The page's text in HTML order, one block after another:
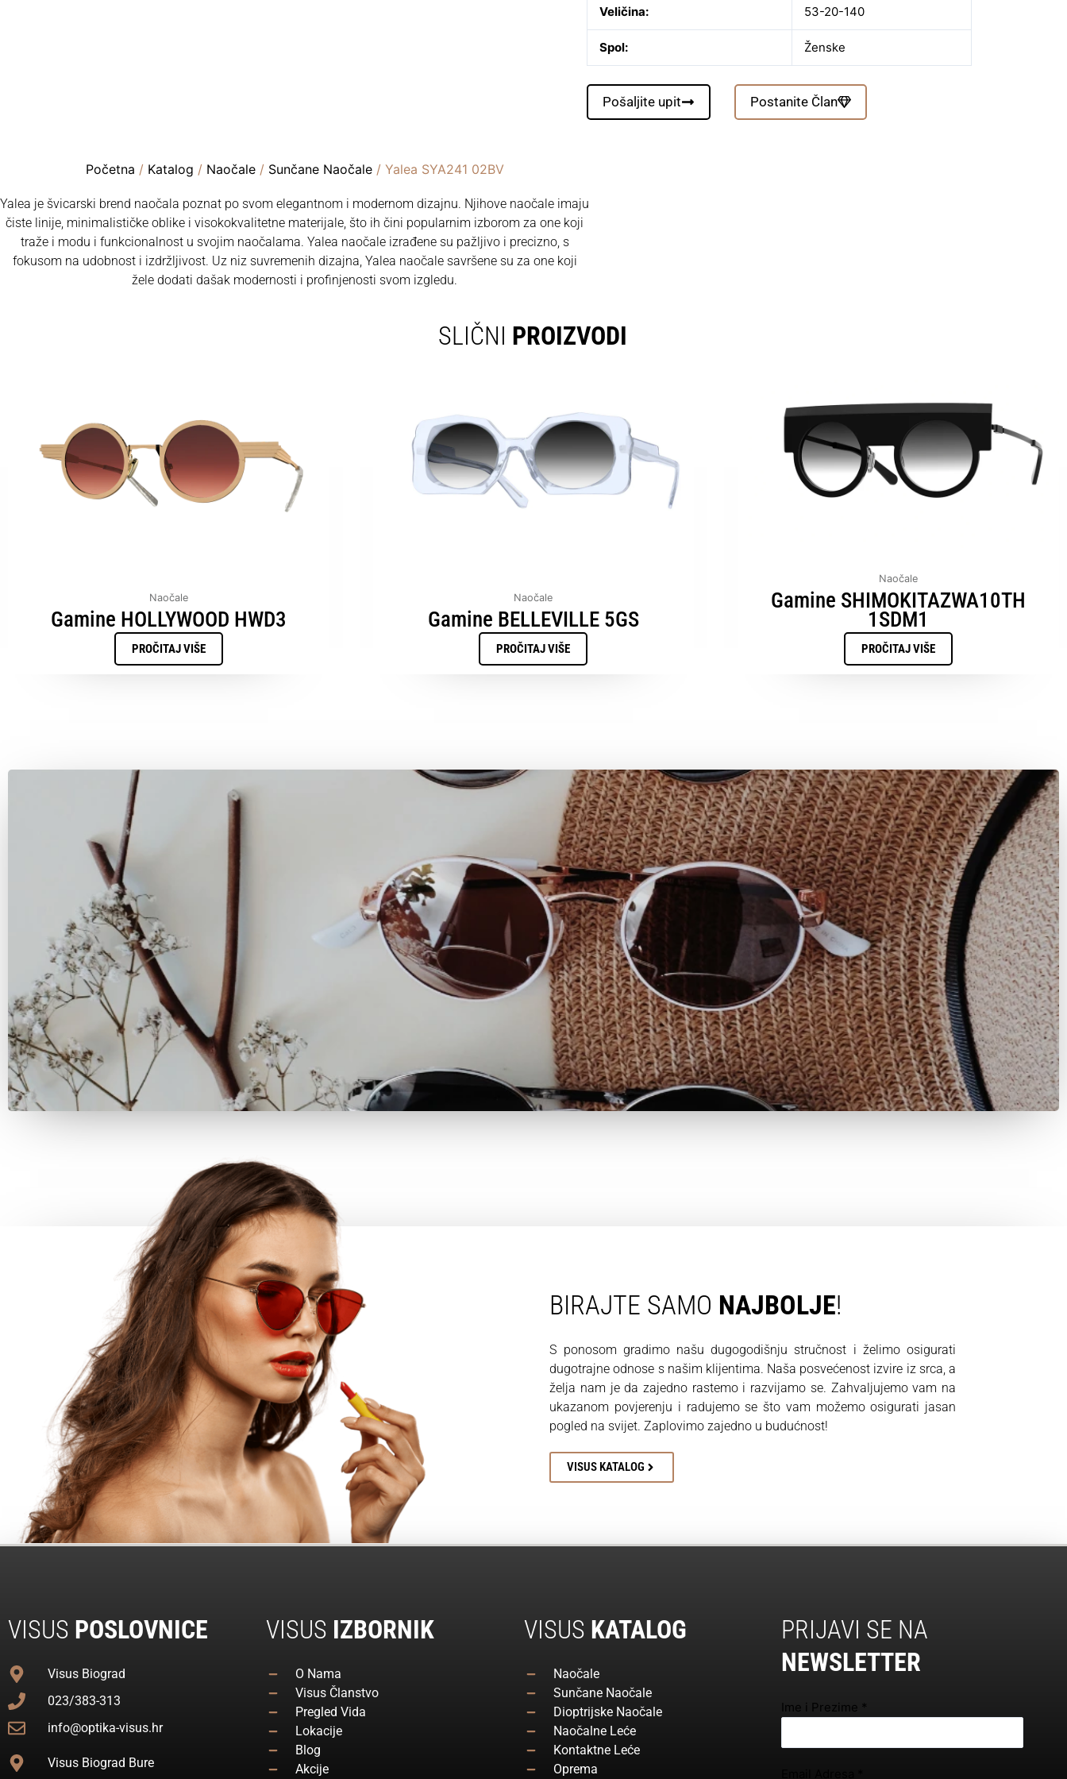
Veličina: 53-20-140
Spol: Ženske
Pošaljite upit Postanite Član
Početna / Katalog / Naočale/ Sunčane Naočale/ Yalea SYA241 02BV
Yalea je švicarski brend naočala poznat po svom elegantnom i modernom dizajnu. Njihove naočale imaju
čiste linije, minimalističke oblike i visokokvalitetne materijale, što ih čini popularnim izborom za one koji
traže i modu i funkcionalnost u svojim naočalama. Yalea naočale izrađene su pažljivo i precizno, s
fokusom na udobnost i izdržljivost. Uz niz suvremenih dizajna, Yalea naočale savršene su za one koji
žele dodati dašak modernosti i profinjenosti svom izgledu.
SLIČNI PROIZVODI
Naočale
Gamine HOLLYWOOD HWD3
PROČITAJ VIŠE
Naočale
Gamine BELLEVILLE 5GS
PROČITAJ VIŠE
Naočale
Gamine SHIMOKITAZWA10TH
1SDM1
PROČITAJ VIŠE
BIRAJTE SAMO NAJBOLJE!
S ponosom gradimo našu dugogodišnju stručnost i želimo osigurati
dugotrajne odnose s našim klijentima. Naša posvećenost izvire iz srca, a
želja nam je da zajedno rastemo i razvijamo se. Zahvaljujemo vam na
ukazanom povjerenju i radujemo se što vam možemo osigurati jasan
pogled na svijet. Zaplovimo zajedno u budućnost!
VISUS KATALOG
VISUS POSLOVNICE
Visus Biograd
023/383-313
info@optika-visus.hr
Visus Biograd Bure
VISUS IZBORNIK
O Nama
Visus Članstvo
Pregled Vida
Lokacije
Blog
Akcije
VISUS KATALOG
Naočale
Sunčane Naočale
Dioptrijske Naočale
Naočalne Leće
Kontaktne Leće
Oprema
PRIJAVI SE NA
NEWSLETTER
Ime i Prezime *